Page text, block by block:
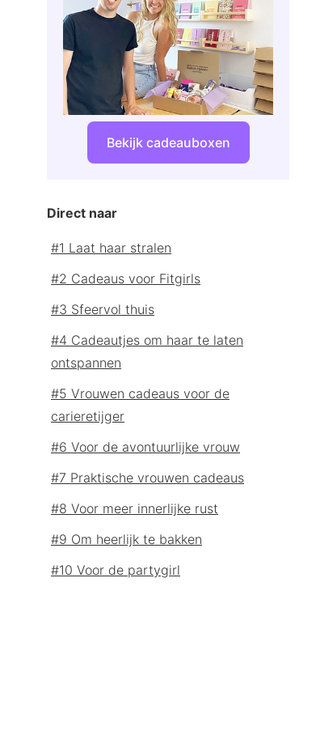
Bekijk cadeauboxen
Direct naar
#1 Laat haar stralen
#2 Cadeaus voor Fitgirls
#3 Sfeervol thuis
#4 Cadeautjes om haar te laten
ontspannen
#5 Vrouwen cadeaus voor de
carieretijger
#6 Voor de avontuurlijke vrouw
#7 Praktische vrouwen cadeaus
#8 Voor meer innerlijke rust
#9 Om heerlijk te bakken
#10 Voor de partygirl